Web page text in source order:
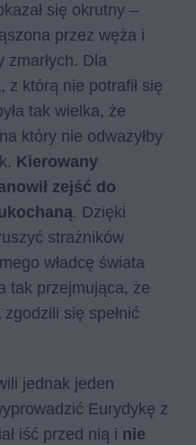
się okrutny –
przez węża i
zmarłych. Dla
z którą nie potrafił się
tak wielka, że
który nie odważyłby
Kierowany
zejść do
. Dzięki
strażników
władcę świata
tak przejmująca, że
się spełnić
jednak jeden
Eurydykę z
iść przed nią i nie